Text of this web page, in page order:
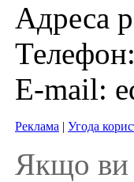
Адреса
Телефон:
E-mail:
Реклама | Угода
Якщо ви